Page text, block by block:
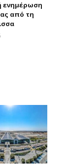
ενημέρωση
από τη